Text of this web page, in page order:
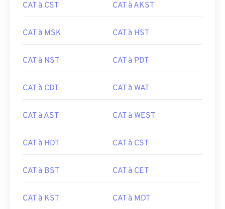
CAT à CST CAT à AKST
CAT à MSK CAT à HST
CAT à NST CAT à PDT
CAT à CDT CAT à WAT
CAT à AST CAT à WEST
CAT à HDT CAT à CST
CAT à BST CAT à CET
CAT à KST CAT à MDT